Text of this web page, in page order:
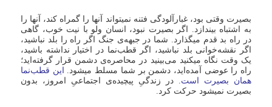
بصیرت وقتى بود، غبارآلودگى فتنه نمیتواند آنها را گمراه کند، آنها را
به اشتباه بیندازد. اگر بصیرت نبود، انسان ولو با نیت خوب، گاهى
در راه بد قدم میگذارد. شما در جبهه‌ى جنگ اگر راه را بلد نباشید،
اگر نقشه‌خوانى بلد نباشید، اگر قطب‌نما در اختیار نداشته باشید،
یک وقت نگاه میکنید مى‌بینید در محاصره‌ى دشمن قرار گرفته‌اید؛
راه را عوضى آمده‌اید، دشمن بر شما مسلط میشود. این قطب‌نما
همان بصیرت است.
در زندگىِ پیچیده‌ى اجتماعىِ امروز، بدون
بصیرت نمیشود حرکت کرد.